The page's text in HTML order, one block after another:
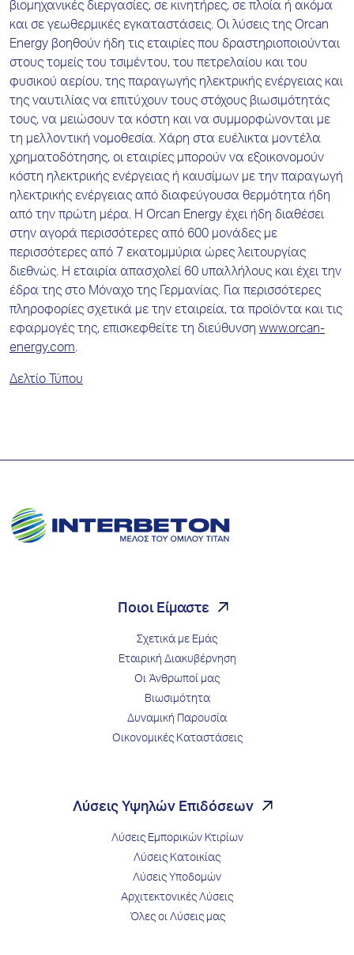
βιομηχανικές διεργασίες, σε κινητήρες, σε πλοία ή ακόμα
και σε γεωθερμικές εγκαταστάσεις. Οι λύσεις της Orcan
Energy βοηθούν ήδη τις εταιρίες που δραστηριοποιούνται
στους τομείς του τσιμέντου, του πετρελαίου και του
φυσικού αερίου, της παραγωγής ηλεκτρικής ενέργειας και
της ναυτιλίας να επιτύχουν τους στόχους βιωσιμότητάς
τους, να μειώσουν τα κόστη και να συμμορφώνονται με
τη μελλοντική νομοθεσία. Χάρη στα ευέλικτα μοντέλα
χρηματοδότησης, οι εταιρίες μπορούν να εξοικονομούν
κόστη ηλεκτρικής ενέργειας ή καυσίμων με την παραγωγή
ηλεκτρικής ενέργειας από διαφεύγουσα θερμότητα ήδη
από την πρώτη μέρα. Η Orcan Energy έχει ήδη διαθέσει
στην αγορά περισσότερες από 600 μονάδες με
περισσότερες από 7 εκατομμύρια ώρες λειτουργίας
διεθνώς. Η εταιρία απασχολεί 60 υπαλλήλους και έχει την
έδρα της στο Μόναχο της Γερμανίας. Για περισσότερες
πληροφορίες σχετικά με την εταιρεία, τα προϊόντα και τις
εφαρμογές της, επισκεφθείτε τη διεύθυνση www.orcan-
energy.com.
Δελτίο Τύπου
Ποιοι Είμαστε
Σχετικά με Εμάς
Εταιρική Διακυβέρνηση
Οι Άνθρωποί μας
Βιωσιμότητα
Δυναμική Παρουσία
Οικονομικές Καταστάσεις
Λύσεις Υψηλών Επιδόσεων
Λύσεις Εμπορικών Κτιρίων
Λύσεις Κατοικίας
Λύσεις Υποδομών
Αρχιτεκτονικές Λύσεις
Όλες οι Λύσεις μας